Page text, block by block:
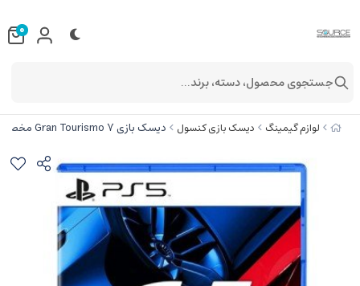
لوازم گیمینگ دیسک بازی کنسول دیسک بازی Gran Tourismo 7 مخصوص PS5
0
جستجوی محصول، دسته، برند...